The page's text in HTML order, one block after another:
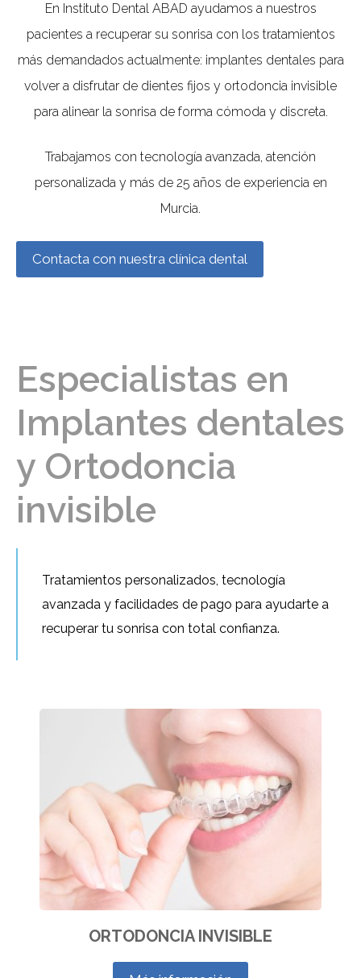
En Instituto Dental ABAD ayudamos a nuestros
pacientes a recuperar su sonrisa con los tratamientos
más demandados actualmente: implantes dentales para
volver a disfrutar de dientes fijos y ortodoncia invisible
para alinear la sonrisa de forma cómoda y discreta.
Trabajamos con tecnología avanzada, atención
personalizada y más de 25 años de experiencia en
Murcia.
Contacta con nuestra clínica dental
Especialistas en
Implantes dentales
y Ortodoncia
invisible
Tratamientos personalizados, tecnología
avanzada y facilidades de pago para ayudarte a
recuperar tu sonrisa con total confianza.
ORTODONCIA INVISIBLE